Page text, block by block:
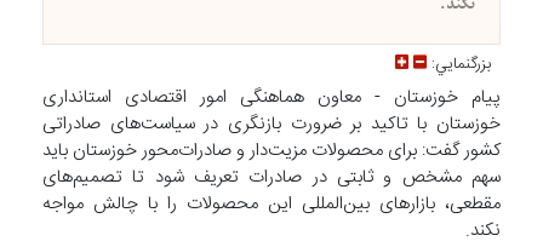
بزرگنمايي:
پیام خوزستان - معاون هماهنگی امور اقتصادی استانداری
خوزستان با تاکید بر ضرورت بازنگری در سیاست‌های صادراتی
کشور گفت: برای محصولات مزیت‌دار و صادرات‌محور خوزستان باید
سهم مشخص و ثابتی در صادرات تعریف شود تا تصمیم‌های
مقطعی، بازار‌های بین‌المللی این محصولات را با چالش مواجه
نکند.